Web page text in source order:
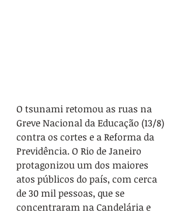
O tsunami retomou as ruas na
Greve Nacional da Educação (13/8)
contra os cortes e a Reforma da
Previdência. O Rio de Janeiro
protagonizou um dos maiores
atos públicos do país, com cerca
de 30 mil pessoas, que se
concentraram na Candelária e